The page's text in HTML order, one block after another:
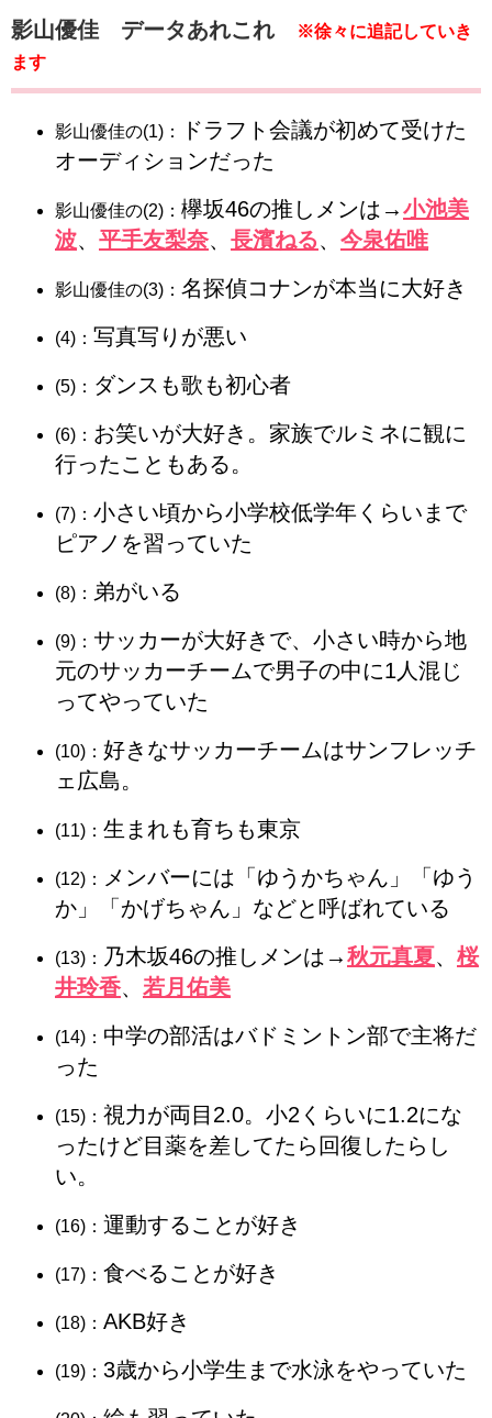
影山優佳 データあれこれ
※徐々に追記していき
ます
影山優佳の(1)：
ドラフト会議が初めて受けた
オーディションだった
影山優佳の(2)： 欅坂46の推しメンは→小池美
波、 平手友梨奈、 長濱ねる、 今泉佑唯
影山優佳の(3)： 名探偵コナンが本当に大好き
(4)： 写真写りが悪い
(5)： ダンスも歌も初心者
(6)： お笑いが大好き。家族でルミネに観に
行ったこともある。
(7)： 小さい頃から小学校低学年くらいまで
ピアノを習っていた
(8)： 弟がいる
(9)： サッカーが大好きで、小さい時から地
元のサッカーチームで男子の中に1人混じ
ってやっていた
(10)： 好きなサッカーチームはサンフレッチ
ェ広島。
(11)： 生まれも育ちも東京
(12)：
メンバーには「ゆうかちゃん」「ゆう
か」「かげちゃん」などと呼ばれている
(13)： 乃木坂46の推しメンは→秋元真夏、 桜
井玲香、 若月佑美
(14)： 中学の部活はバドミントン部で主将だ
った
(15)： 視力が両目2.0。小2くらいに1.2にな
ったけど目薬を差してたら回復したらし
い。
(16)： 運動することが好き
(17)： 食べることが好き
(18)： AKB好き
(19)： 3歳から小学生まで水泳をやっていた